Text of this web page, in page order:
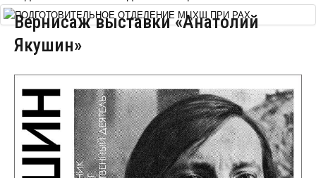
Курсы повышения квалификации
Центр непрерывного образования
Творческий инкубатор
Вернисаж выставки «Анатолий
Якушин»